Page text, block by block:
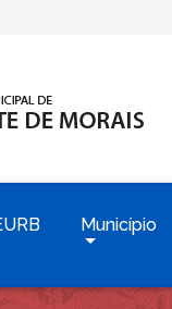
Município